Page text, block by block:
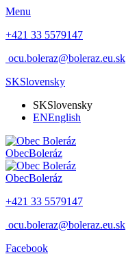
Menu
+421 33 5579147
ocu.boleraz@boleraz.eu.sk
SKSlovensky
SKSlovensky
ENEnglish
ObecBoleráz
ObecBoleráz
+421 33 5579147
ocu.boleraz@boleraz.eu.sk
Facebook